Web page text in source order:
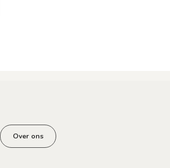
Over ons